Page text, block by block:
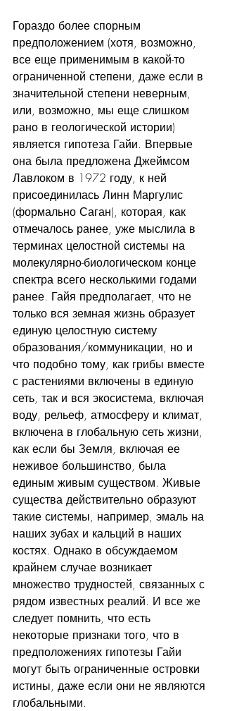
Гораздо более спорным
предположением (хотя, возможно,
все еще применимым в какой-то
ограниченной степени, даже если в
значительной степени неверным,
или, возможно, мы еще слишком
рано в геологической истории)
является гипотеза Гайи. Впервые
она была предложена Джеймсом
Лавлоком в 1972 году, к ней
присоединилась Линн Маргулис
(формально Саган), которая, как
отмечалось ранее, уже мыслила в
терминах целостной системы на
молекулярно-биологическом конце
спектра всего несколькими годами
ранее. Гайя предполагает, что не
только вся земная жизнь образует
единую целостную систему
образования/коммуникации, но и
что подобно тому, как грибы вместе
с растениями включены в единую
сеть, так и вся экосистема, включая
воду, рельеф, атмосферу и климат,
включена в глобальную сеть жизни,
как если бы Земля, включая ее
неживое большинство, была
единым живым существом. Живые
существа действительно образуют
такие системы, например, эмаль на
наших зубах и кальций в наших
костях. Однако в обсуждаемом
крайнем случае возникает
множество трудностей, связанных с
рядом известных реалий. И все же
следует помнить, что есть
некоторые признаки того, что в
предположениях гипотезы Гайи
могут быть ограниченные островки
истины, даже если они не являются
глобальными.